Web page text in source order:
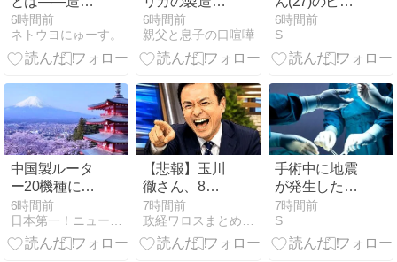
派が一夜で市
の権力を奪っ
た1967年1月
6時間前
ネトウヨにゅーす。
で異常事態！
アメリカが救
いを求めた日
は・・・ 輝く
ジャパンテ
6時間前
親父と息子の口喧嘩
ニ＆ランジェ
リー姿に反
響… 7年ぶり
表紙巻頭
6時間前
S
中国製ルータ
ー20機種にバ
ックドア 外部
から完全制御
できる機能が
6時間前
【悲報】玉川
徹さん、8月6
日の原爆の日
にトンデモ持
論を展開し物
7時間前
手術中に地震
が発生した熊
本県八代市の
「熊本総合病
院」の当時の
7時間前
S